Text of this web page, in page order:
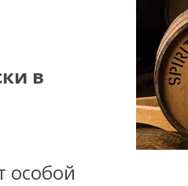
в
особой